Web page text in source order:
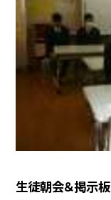
生徒朝会＆掲示板